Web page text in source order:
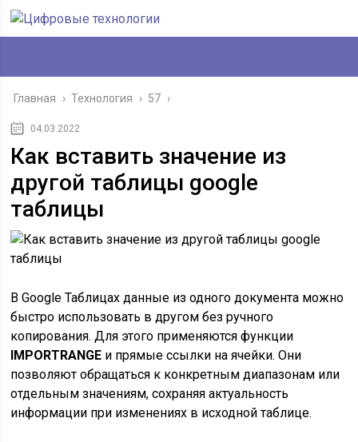
Главная › Технология › 57 ›
04.03.2022
Как вставить значение из
другой таблицы google
таблицы
В Google Таблицах данные из одного документа можно
быстро использовать в другом без ручного
копирования. Для этого применяются функции
IMPORTRANGE и прямые ссылки на ячейки. Они
позволяют обращаться к конкретным диапазонам или
отдельным значениям, сохраняя актуальность
информации при изменениях в исходной таблице.